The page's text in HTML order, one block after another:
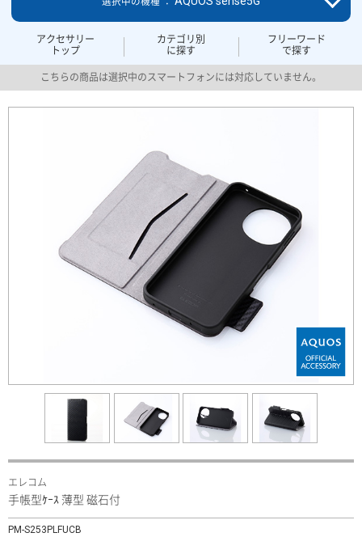
アクセサリー
トップ
カテゴリ別
に探す
フリーワード
で探す
こちらの商品は選択中のスマートフォンには対応していません。
エレコム
手帳型ｹｰｽ 薄型 磁石付
PM-S253PLFUCB